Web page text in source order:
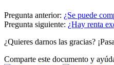
Pregunta anterior: ¿Se puede
Pregunta siguiente: ¿Hay renta
¿Quieres darnos las gracias?
Comparte este documento y